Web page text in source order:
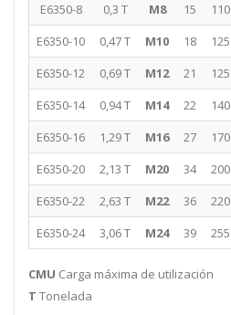
E6350-8
0,3 T M8 15 110
E6350-10
0,47 T M10 18 125
E6350-12
0,69 T M12 21 125
E6350-14
0,94 T M14 22 140
E6350-16
1,29 T M16 27 170
E6350-20
2,13 T M20 34 200
E6350-22
2,63 T M22 36 220
E6350-24
3,06 T M24 39 255
CMU Carga máxima de utilización
T Tonelada